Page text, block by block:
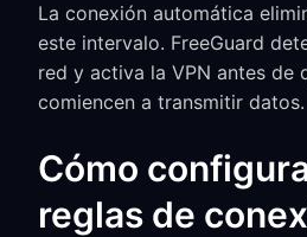
La conexión automática
este intervalo. FreeGuard
red y activa la VPN antes de
comiencen a transmitir datos.
Cómo
reglas de